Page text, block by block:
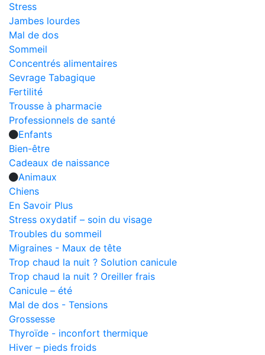
Stress
Jambes lourdes
Mal de dos
Sommeil
Concentrés alimentaires
Sevrage Tabagique
Fertilité
Trousse à pharmacie
Professionnels de santé
Enfants
Bien-être
Cadeaux de naissance
Animaux
Chiens
En Savoir Plus
Stress oxydatif – soin du visage
Troubles du sommeil
Migraines - Maux de tête
Trop chaud la nuit ? Solution canicule
Trop chaud la nuit ? Oreiller frais
Canicule – été
Mal de dos - Tensions
Grossesse
Thyroïde - inconfort thermique
Hiver – pieds froids